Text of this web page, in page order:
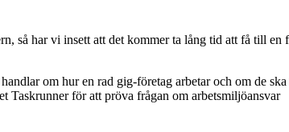
så har vi insett att det kommer ta lång tid att få till
om hur en rad gig-företag arbetar och om de
Taskrunner för att pröva frågan om arbetsmiljöansvar